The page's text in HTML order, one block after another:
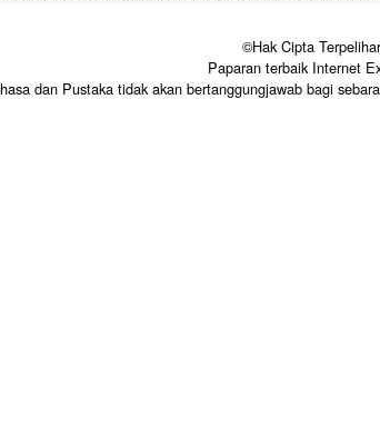
©Hak Cipta
Paparan terbaik Internet
dan Pustaka tidak akan bertanggungjawab bagi